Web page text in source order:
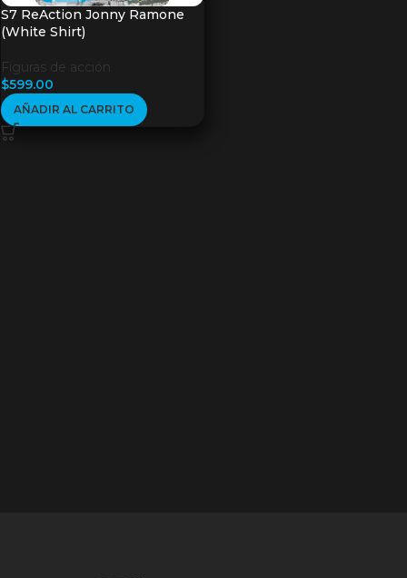
S7 ReAction Jonny Ramone
(White Shirt)
Figuras de acción
$599.00
AÑADIR AL CARRITO